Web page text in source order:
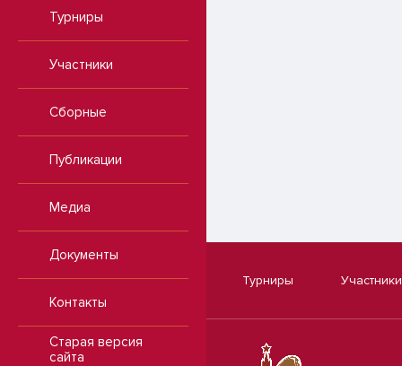
Турниры
Участники
Сборные
Публикации
Медиа
Документы
Контакты
Старая версия
сайта
Турниры Участники